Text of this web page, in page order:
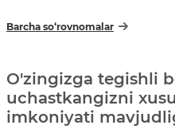
Barcha so‘rovnomalar
O'zingizga tegishli
uchastkangizni
imkoniyati